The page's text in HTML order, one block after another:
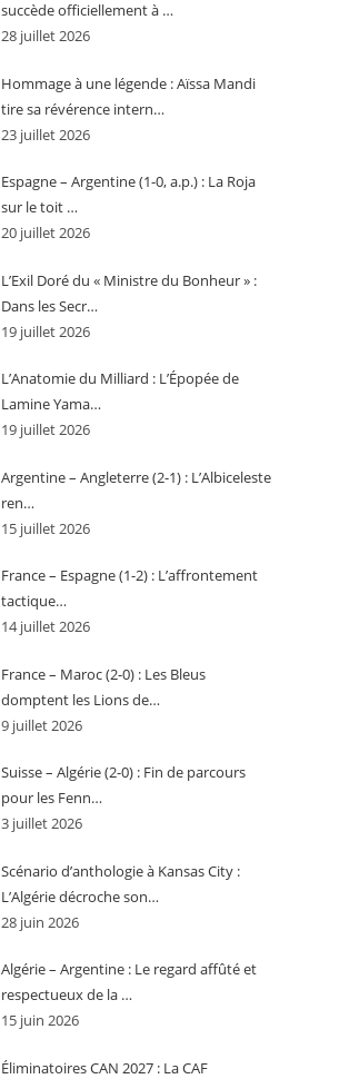
succède officiellement à …
28 juillet 2026
Hommage à une légende : Aïssa Mandi
tire sa révérence intern…
23 juillet 2026
Espagne – Argentine (1-0, a.p.) : La Roja
sur le toit …
20 juillet 2026
L’Exil Doré du « Ministre du Bonheur » :
Dans les Secr…
19 juillet 2026
L’Anatomie du Milliard : L’Épopée de
Lamine Yama…
19 juillet 2026
Argentine – Angleterre (2-1) : L’Albiceleste
ren…
15 juillet 2026
France – Espagne (1-2) : L’affrontement
tactique…
14 juillet 2026
France – Maroc (2-0) : Les Bleus
domptent les Lions de…
9 juillet 2026
Suisse – Algérie (2-0) : Fin de parcours
pour les Fenn…
3 juillet 2026
Scénario d’anthologie à Kansas City :
L’Algérie décroche son…
28 juin 2026
Algérie – Argentine : Le regard affûté et
respectueux de la …
15 juin 2026
Éliminatoires CAN 2027 : La CAF